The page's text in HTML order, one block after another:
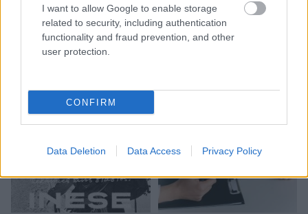
I want to allow Google to enable storage
related to security, including authentication
functionality and fraud prevention, and other
user protection.
CONFIRM
Data Deletion Data Access Privacy Policy
Acīmredzamas pazīmes,
kas liecina, ka kāds ir
ugunīgs gultā – cilvēku